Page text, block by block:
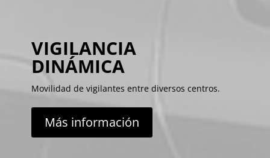
VIGILANCIA
DINÁMICA
Movilidad de vigilantes entre diversos centros.
Más información